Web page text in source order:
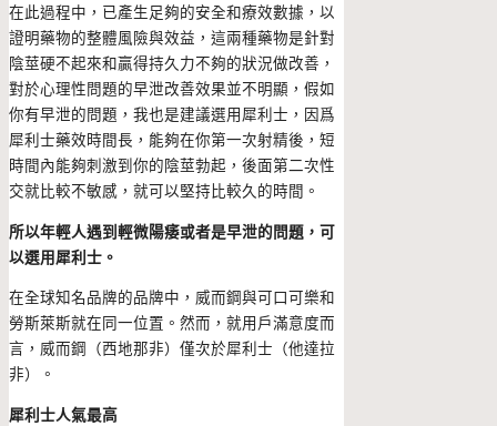
在此過程中，已產生足夠的安全和療效數據，以
證明藥物的整體風險與效益，這兩種藥物是針對
陰莖硬不起來和贏得持久力不夠的狀況做改善，
對於心理性問題的早泄改善效果並不明顯，假如
你有早泄的問題，我也是建議選用犀利士，因爲
犀利士藥效時間長，能夠在你第一次射精後，短
時間內能夠刺激到你的陰莖勃起，後面第二次性
交就比較不敏感，就可以堅持比較久的時間。
所以年輕人遇到輕微陽痿或者是早泄的問題，可
以選用犀利士。
在全球知名品牌的品牌中，威而鋼與可口可樂和
勞斯萊斯就在同一位置。然而，就用戶滿意度而
言，威而鋼（西地那非）僅次於犀利士（他達拉
非）。
犀利士人氣最高